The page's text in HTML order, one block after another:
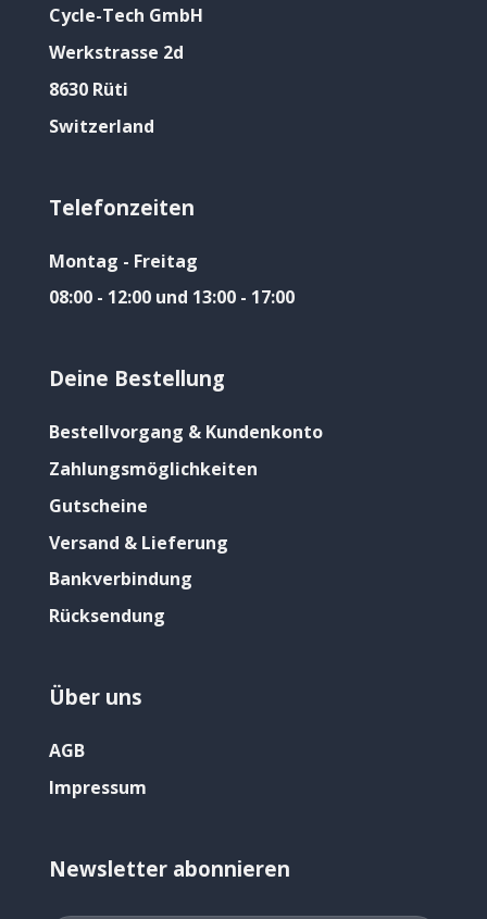
Cycle-Tech GmbH
Werkstrasse 2d
8630 Rüti
Switzerland
Telefonzeiten
Montag - Freitag
08:00 - 12:00 und 13:00 - 17:00
Deine Bestellung
Bestellvorgang & Kundenkonto
Zahlungsmöglichkeiten
Gutscheine
Versand & Lieferung
Bankverbindung
Rücksendung
Über uns
AGB
Impressum
Newsletter abonnieren